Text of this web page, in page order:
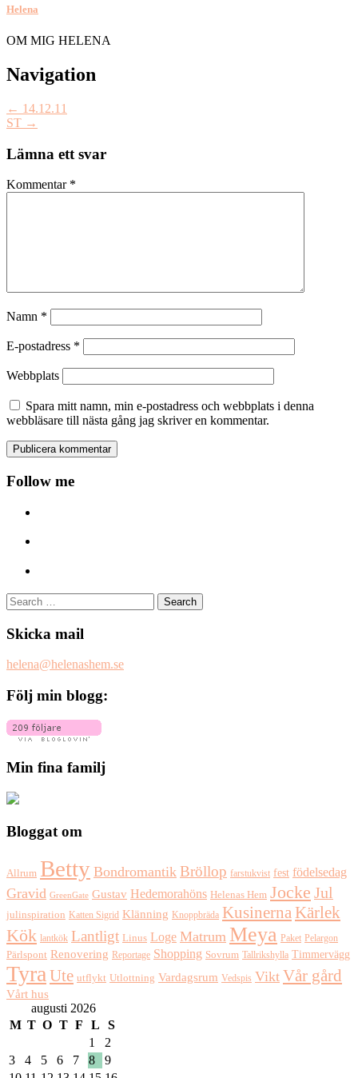
Helena
OM MIG HELENA
Post
Navigation
← 14.12.11
ST →
Lämna ett svar
Kommentar *
Namn *
E-postadress *
Webbplats
Spara mitt namn, min e-postadress och webbplats i denna
webbläsare till nästa gång jag skriver en kommentar.
Follow me
Search
for:
Skicka mail
helena@helenashem.se
Följ min blogg:
Min fina familj
Bloggat om
Allrum Betty Bondromantik Bröllop farstukvist fest födelsedag
Gravid GreenGate Gustav Hedemorahöns Helenas Hem Jocke Jul
julinspiration Katten Sigrid Klänning Knoppbräda Kusinerna Kärlek
Kök lantkök Lantligt Linus Loge Matrum Meya Paket Pelargon
Pärlspont Renovering Reportage Shopping Sovrum Tallrikshylla Timmervägg
Tyra Ute utflykt Utlottning Vardagsrum Vedspis Vikt Vår gård
Vårt hus
augusti 2026
M T O T F L
S
1
2
3
4 5 6 7 8
9